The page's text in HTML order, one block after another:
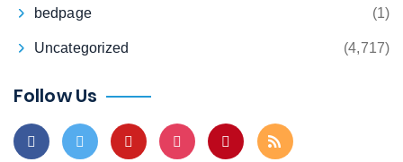
bedpage (1)
Uncategorized (4,717)
Follow Us